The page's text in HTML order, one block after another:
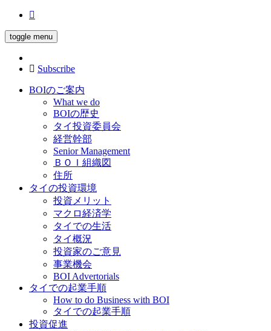
toggle menu
Subscribe
BOIのご案内
What we do
BOIの歴史
タイ投資委員会
経営幹部
Senior Management
ＢＯＩ組織図
住所
タイの投資環境
投資メリット
マクロ経済学
タイでの生活
タイ概況
投資家のご意見
事業機会
BOI Advertorials
タイでの起業手順
How to do Business with BOI
タイでの起業手順
投資促進